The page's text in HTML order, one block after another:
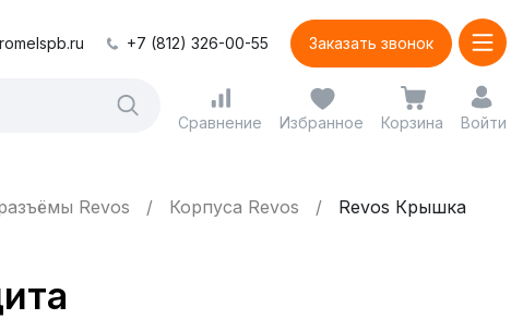
+7 (812) 326-00-55 Заказать звонок
Сравнение Избранное Корзина Войти
Revos Корпуса Revos
Revos Крышка